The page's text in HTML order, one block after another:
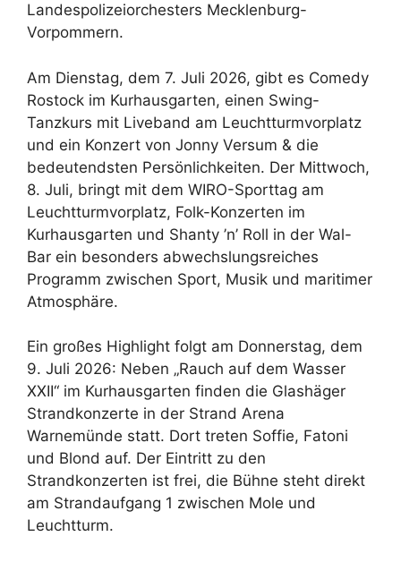
Landespolizeiorchesters Mecklenburg-
Vorpommern.
Am Dienstag, dem 7. Juli 2026, gibt es Comedy
Rostock im Kurhausgarten, einen Swing-
Tanzkurs mit Liveband am Leuchtturmvorplatz
und ein Konzert von Jonny Versum & die
bedeutendsten Persönlichkeiten. Der Mittwoch,
8. Juli, bringt mit dem WIRO-Sporttag am
Leuchtturmvorplatz, Folk-Konzerten im
Kurhausgarten und Shanty ’n’ Roll in der Wal-
Bar ein besonders abwechslungsreiches
Programm zwischen Sport, Musik und maritimer
Atmosphäre.
Ein großes Highlight folgt am Donnerstag, dem
9. Juli 2026: Neben „Rauch auf dem Wasser
XXII“ im Kurhausgarten finden die Glashäger
Strandkonzerte in der Strand Arena
Warnemünde statt. Dort treten Soffie, Fatoni
und Blond auf. Der Eintritt zu den
Strandkonzerten ist frei, die Bühne steht direkt
am Strandaufgang 1 zwischen Mole und
Leuchtturm.